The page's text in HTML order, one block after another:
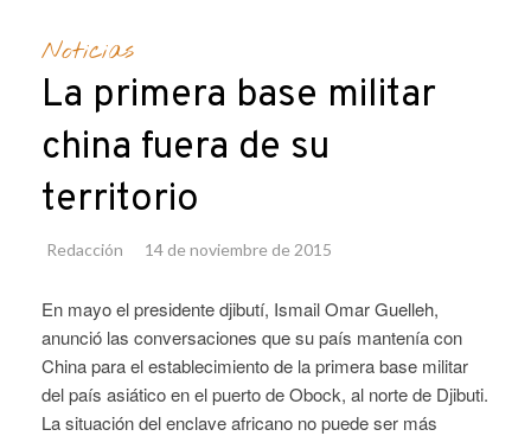
Noticias
La primera base militar
china fuera de su
territorio
Redacción 14 de noviembre de 2015
En mayo el presidente djibutí, Ismail Omar Guelleh,
anunció las conversaciones que su país mantenía con
China para el establecimiento de la primera base militar
del país asiático en el puerto de Obock, al norte de Djibuti.
La situación del enclave africano no puede ser más